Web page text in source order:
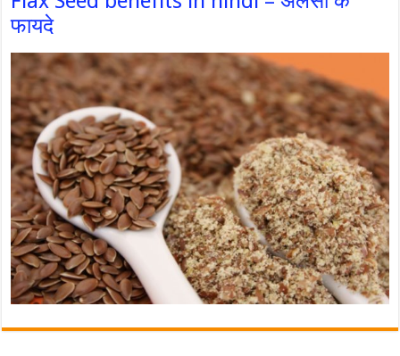
फायदे